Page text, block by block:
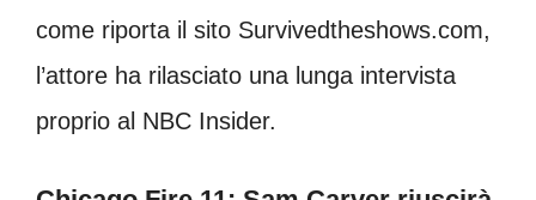
come riporta il sito Survivedtheshows.com,
l’attore ha rilasciato una lunga intervista
proprio al NBC Insider.